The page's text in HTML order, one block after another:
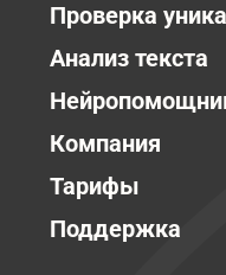
Проверка
Анализ текста
Компания
Тарифы
Поддержка